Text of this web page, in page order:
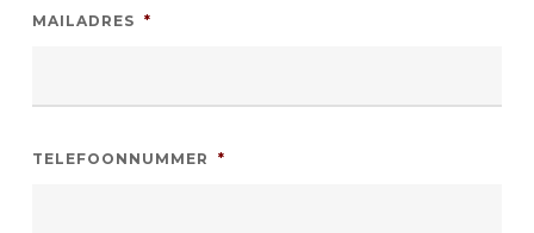
MAILADRES *
TELEFOONNUMMER *